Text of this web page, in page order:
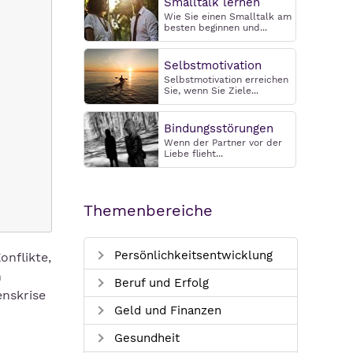
Wie Sie einen Smalltalk am
besten beginnen und...
Selbstmotivation
Selbstmotivation erreichen
Sie, wenn Sie Ziele...
Bindungsstörungen
Wenn der Partner vor der
Liebe flieht...
Themenbereiche
Persönlichkeitsentwicklung
Beruf und Erfolg
Geld und Finanzen
Gesundheit